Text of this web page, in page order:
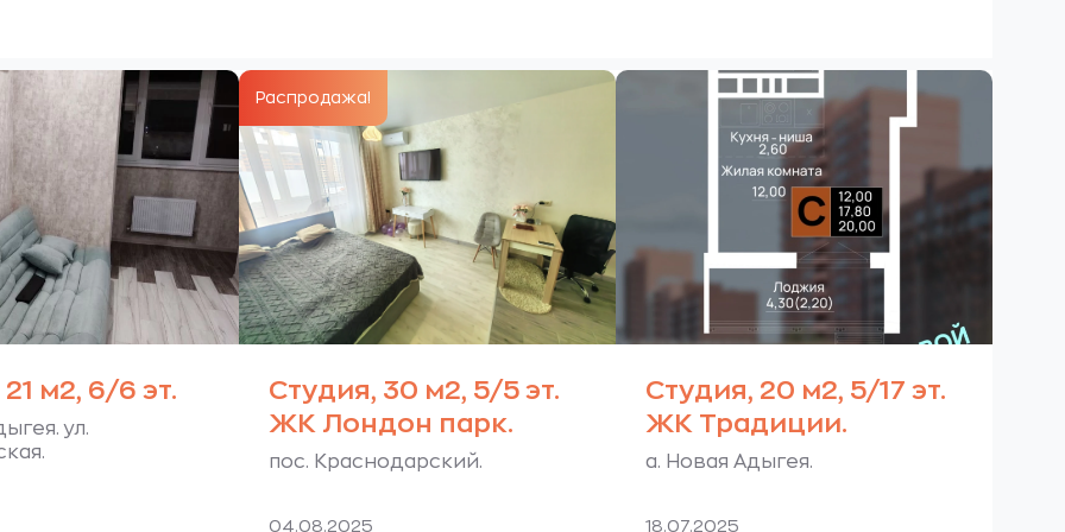
м2, 6/6 эт.
ул.
Распродажа!
Студия, 30 м2, 5/5 эт.
ЖК Лондон парк.
пос. Краснодарский.
04.08.2025
Студия, 20 м2, 5/17 эт.
ЖК Традиции.
а. Новая Адыгея.
18.07.2025